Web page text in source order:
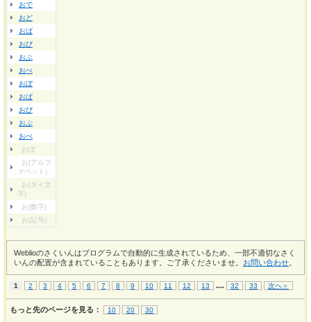
おで
おど
おば
おび
おぶ
おべ
おぼ
おぱ
おぴ
おぷ
おぺ
おぽ
お(アルフ
ァベット)
お(タイ文
字)
お(数字)
お(記号)
Weblioのさくいんはプログラムで自動的に生成されているため、一部不適切なさく
いんの配置が含まれていることもあります。ご了承くださいませ。 お問い合わせ
1 2 3 4 5 6 7 8 9 10 11 12 13 .... 32 33 次へ＞
もっと先のページを見る： 10 20 30